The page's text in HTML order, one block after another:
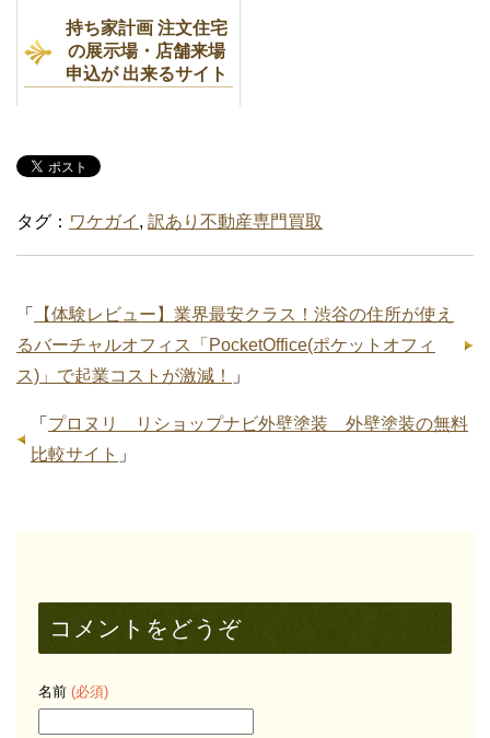
持ち家計画 注文住宅
の展示場・店舗来場
申込が 出来るサイト
タグ： ワケガイ , 訳あり不動産専門買取
「
【体験レビュー】業界最安クラス！渋谷の住所が使え
るバーチャルオフィス「PocketOffice(ポケットオフィ
ス)」で起業コストが激減！
」
「 プロヌリ リショップナビ外壁塗装 外壁塗装の無料
比較サイト 」
コメントをどうぞ
名前 (必須)